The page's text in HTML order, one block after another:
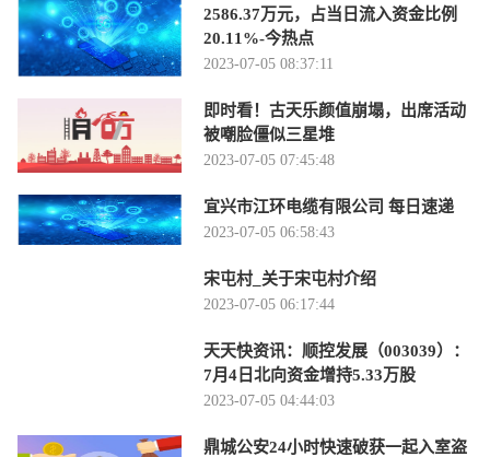
2586.37万元，占当日流入资金比例
20.11%-今热点
2023-07-05 08:37:11
即时看！古天乐颜值崩塌，出席活动
被嘲脸僵似三星堆
2023-07-05 07:45:48
宜兴市江环电缆有限公司 每日速递
2023-07-05 06:58:43
宋屯村_关于宋屯村介绍
2023-07-05 06:17:44
天天快资讯：顺控发展（003039）：
7月4日北向资金增持5.33万股
2023-07-05 04:44:03
鼎城公安24小时快速破获一起入室盗